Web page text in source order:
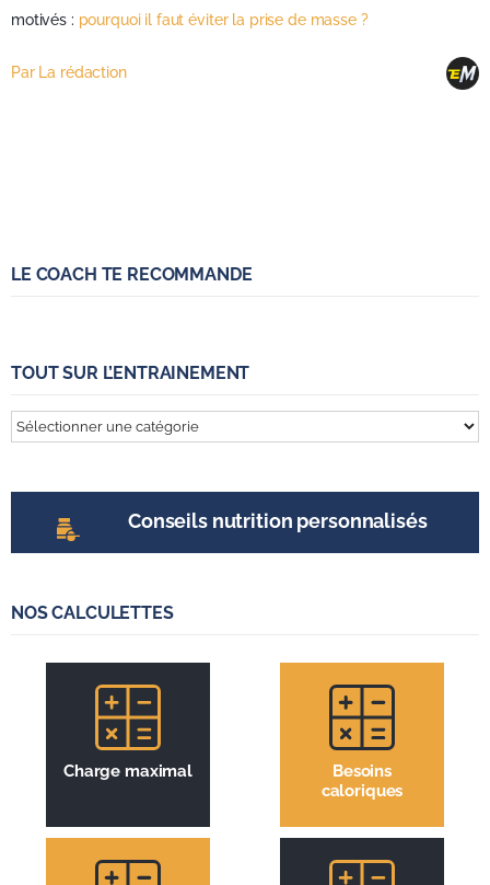
motivés : pourquoi il faut éviter la prise de masse ?
Par La rédaction
LE COACH TE RECOMMANDE
TOUT SUR L’ENTRAINEMENT
Tout
sur
Conseils nutrition personnalisés
NOS CALCULETTES
Charge maximal
Besoins
caloriques